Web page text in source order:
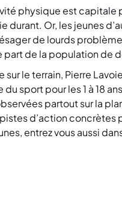
physique est capitale
durant. Or, les jeunes
de lourds
part de la population de
sur le terrain, Pierre Lavoie
sport pour les 1 à 18
partout sur la
d’action concrètes
entrez vous aussi